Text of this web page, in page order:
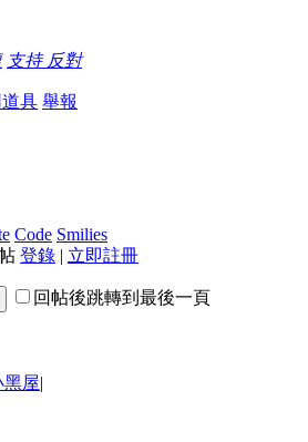
支持 反對
具 舉報
Code Smilies
登錄 | 立即註冊
回帖後跳轉到最後一頁
黑屋|